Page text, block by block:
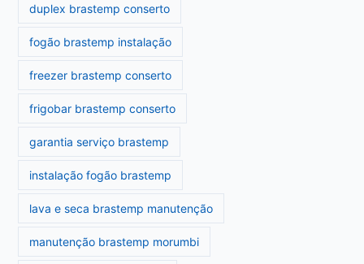
duplex brastemp conserto
fogão brastemp instalação
freezer brastemp conserto
frigobar brastemp conserto
garantia serviço brastemp
instalação fogão brastemp
lava e seca brastemp manutenção
manutenção brastemp morumbi